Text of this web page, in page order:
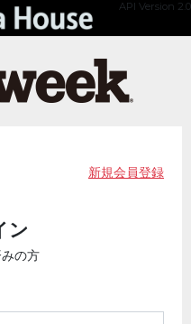
API Version 2.0
新規会員登録
ン
の方